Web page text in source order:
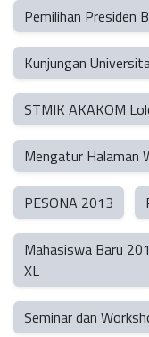
Pemilihan Presiden
Kunjungan
STMIK AKAKOM
Mengatur Halaman
PESONA 2013
Mahasiswa Baru
XL
Seminar dan